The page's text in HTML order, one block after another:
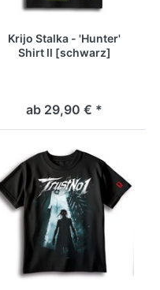
Krijo Stalka - 'Hunter'
Shirt ll [schwarz]
ab 29,90 € *